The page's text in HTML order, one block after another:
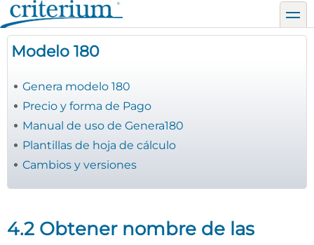
Pasar
al
contenido
principal
Modelo 180
Genera modelo 180
Precio y forma de Pago
Manual de uso de Genera180
Plantillas de hoja de cálculo
Cambios y versiones
4.2 Obtener nombre de las